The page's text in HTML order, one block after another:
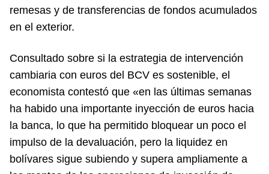
remesas y de transferencias de fondos acumulados
en el exterior.
Consultado sobre si la estrategia de intervención
cambiaria con euros del BCV es sostenible, el
economista contestó que «en las últimas semanas
ha habido una importante inyección de euros hacia
la banca, lo que ha permitido bloquear un poco el
impulso de la devaluación, pero la liquidez en
bolívares sigue subiendo y supera ampliamente a